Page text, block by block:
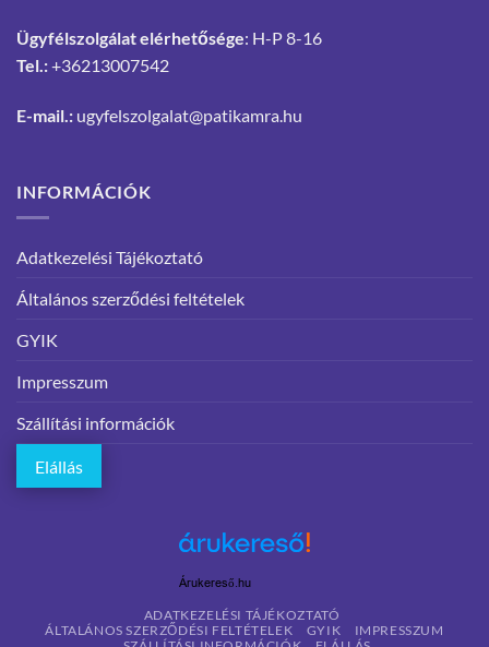
Ügyfélszolgálat elérhetősége: H-P 8-16
Tel.:+36213007542
E-mail.: ugyfelszolgalat@patikamra.hu
INFORMÁCIÓK
Adatkezelési Tájékoztató
Általános szerződési feltételek
GYIK
Impresszum
Szállítási információk
Elállás
Árukereső.hu
ADATKEZELÉSI TÁJÉKOZTATÓ
ÁLTALÁNOS SZERZŐDÉSI FELTÉTELEK
GYIK
IMPRESSZUM